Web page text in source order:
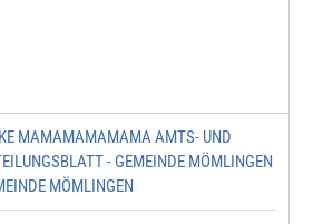
MAMAMAMAMAMA AMTS- UND
- GEMEINDE MÖMLINGEN
MÖMLINGEN